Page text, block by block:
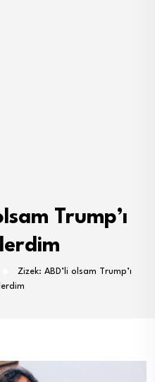
Trump’ı
Zizek: ABD’li olsam Trump’ı